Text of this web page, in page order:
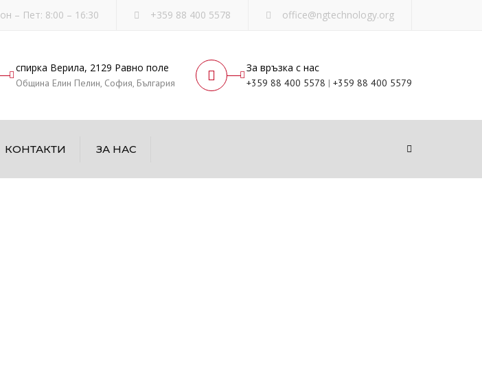
– Пет: 8:00 – 16:30 +359 88 400 5578 office@ngtechnology.org
спирка Верила, 2129 Равно поле
Община Елин Пелин, София, България
За връзка с нас
+359 88 400 5578 | +359 88 400 5579
КОНТАКТИ ЗА НАС